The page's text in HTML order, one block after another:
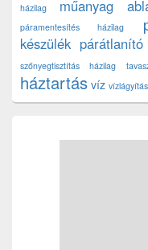
házilag
műanyag
páramentesítés házilag
készülék párátlanító
szőnyegtisztítás házilag
háztartás víz